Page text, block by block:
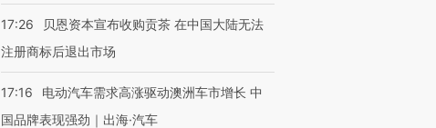
17:26
贝恩资本宣布收购贡茶 在中国大陆无法
注册商标后退出市场
17:16
电动汽车需求高涨驱动澳洲车市增长 中
国品牌表现强劲｜出海·汽车